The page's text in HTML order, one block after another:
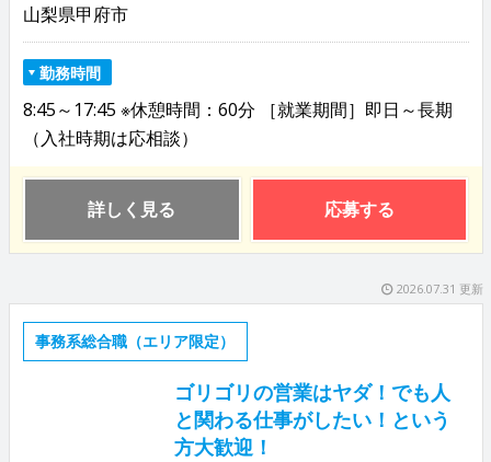
山梨県甲府市
勤務時間
8:45～17:45 ※休憩時間：60分 ［就業期間］即日～長期
（入社時期は応相談）
詳しく見る 応募する
2026.07.31 更新
事務系総合職（エリア限定）
ゴリゴリの営業はヤダ！でも人
と関わる仕事がしたい！という
方大歓迎！